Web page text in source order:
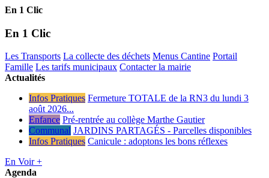
En 1 Clic
En 1 Clic
Les Transports La collecte des déchets Menus Cantine Portail
Famille Les tarifs municipaux Contacter la mairie
Actualités
Infos Pratiques Fermeture TOTALE de la RN3 du lundi 3
août 2026...
Enfance Pré-rentrée au collège Marthe Gautier
Communal JARDINS PARTAGÉS - Parcelles disponibles
Infos Pratiques Canicule : adoptons les bons réflexes
En Voir +
Agenda